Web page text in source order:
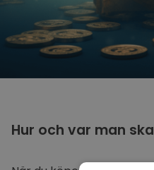
Hur och var man ska